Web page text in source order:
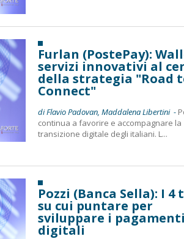
Furlan (PostePay):
servizi innovativi al
della strategia "Road
Connect"
di Flavio Padovan, Maddalena Libertini -
continua a favorire e accompagnare la
transizione digitale degli italiani. L...
Pozzi (Banca Sella): I 4
su cui puntare per
sviluppare i pagamenti
digitali